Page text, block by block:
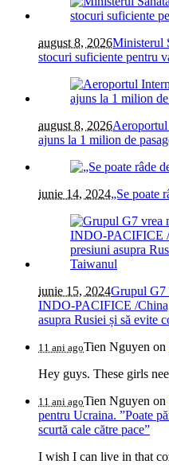
august 8, 2026Ministerul
stocuri suficiente pentru
august 8, 2026
ajuns la 1 milion de
iunie 14, 2024„Se poate
iunie 15, 2024Grupul G7
INDO-PACIFICE /
asupra Rusiei și să evite
11 ani agoTien Nguyen on
Hey guys. These girls
11 ani agoTien Nguyen on
pentru Ucraina. ”Poate
scurtă cale către pace”
I wish I can live in that